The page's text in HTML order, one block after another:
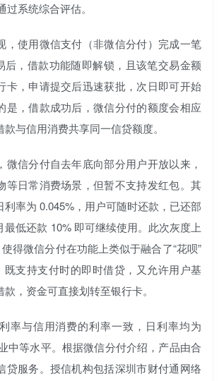
过系统综合评估。
，使用微信支付（非微信分付）完成一笔
后，借款功能随即解锁，且该笔交易金额
卡，申请提交后迅速获批，次日即可开始
是，借款成功后，微信分付的额度会相应
与信用消费共享同一信贷额度。
微信分付自去年底向部分用户开放以来，
等日常消费场景，但暂不支持发红包。其
率为 0.045%，用户可随时还款，已还部
最低还款 10% 即可继续使用。此次灰度上
得微信分付在功能上类似于融合了“花呗”
既支持支付时的即时借贷，又允许用户基
，资金可直接划转至银行卡。
率与信用消费的利率一致，日利率均为
中等水平。根据微信分付介绍，产品由合
贷服务。授信机构包括深圳市财付通网络